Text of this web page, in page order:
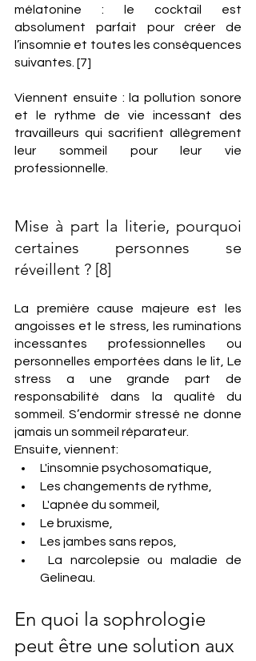
mélatonine : le cocktail est
absolument parfait pour créer de
l’insomnie et toutes les conséquences
suivantes. [7]
Viennent ensuite : la pollution sonore
et le rythme de vie incessant des
travailleurs qui sacrifient allègrement
leur sommeil pour leur vie
professionnelle.
Mise à part la literie, pourquoi
certaines personnes se
réveillent ? [8]
La première cause majeure est les
angoisses et le stress, les ruminations
incessantes professionnelles ou
personnelles emportées dans le lit, Le
stress a une grande part de
responsabilité dans la qualité du
sommeil. S’endormir stressé ne donne
jamais un sommeil réparateur.
Ensuite, viennent:
L'insomnie psychosomatique,
Les changements de rythme,
L'apnée du sommeil,
Le bruxisme,
Les jambes sans repos,
Gelineau.
En quoi la sophrologie
peut être une solution aux